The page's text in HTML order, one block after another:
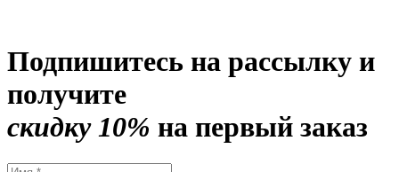
Подпишитесь на рассылку и
получите
скидку 10% на первый заказ